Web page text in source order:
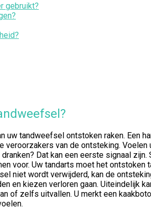
gebruikt?
uw tandweefsel ontstoken raken. Een
veroorzakers van de ontsteking.
Dat kan een eerste signaal
voor. Uw tandarts moet het ontstoken
niet wordt verwijderd, kan de
en kiezen verloren gaan. Uiteindelijk
of zelfs uitvallen. U merkt een